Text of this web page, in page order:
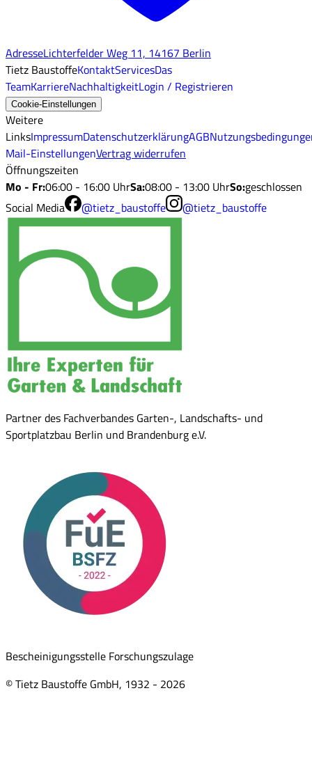
AdresseLichterfelder Weg 11, 14167 Berlin
Tietz BaustoffeKontaktServicesDas
TeamKarriereNachhaltigkeitLogin / Registrieren
Cookie-Einstellungen
Weitere
LinksImpressumDatenschutzerklärungAGB
Mail-EinstellungenVertrag widerrufen
Öffnungszeiten
Mo - Fr:06:00 - 16:00 UhrSa:08:00 - 13:00 UhrSo:geschlossen
Social Media
@tietz_baustoffe @tietz_baustoffe
Partner des Fachverbandes Garten-, Landschafts- und
Sportplatzbau Berlin und Brandenburg e.V.
Bescheinigungsstelle Forschungszulage
© Tietz Baustoffe GmbH, 1932 - 2026